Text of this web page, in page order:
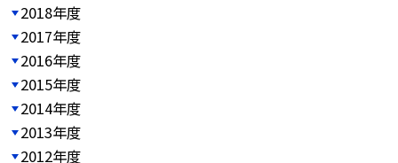
2018年度
2017年度
2016年度
2015年度
2014年度
2013年度
2012年度